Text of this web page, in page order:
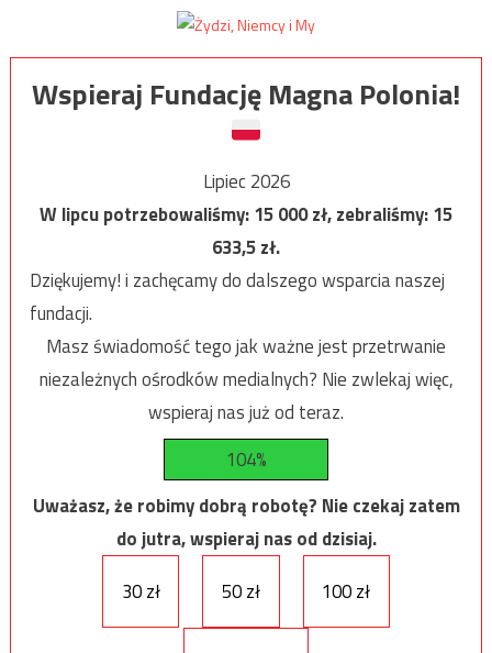
Wspieraj Fundację Magna Polonia!
Lipiec 2026
W lipcu potrzebowaliśmy:15 000zł, zebraliśmy:15
633,5zł.
Dziękujemy! i zachęcamy do dalszego wsparcia naszej
fundacji.
Masz świadomość tego jak ważne jest przetrwanie
niezależnych ośrodków medialnych? Nie zwlekaj więc,
wspieraj nas już od teraz.
104%
Uważasz, że robimy dobrą robotę? Nie czekaj zatem
do jutra, wspieraj nas od dzisiaj.
30 zł
50 zł 100 zł